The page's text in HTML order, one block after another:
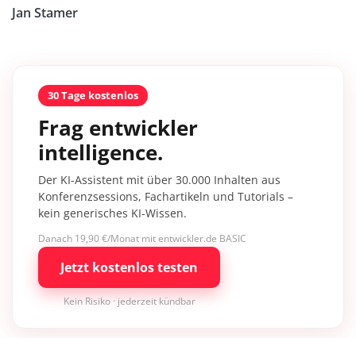
Jan Stamer
30 Tage kostenlos
Frag entwickler
intelligence.
Der KI-Assistent mit über 30.000 Inhalten aus
Konferenzsessions, Fachartikeln und Tutorials –
kein generisches KI-Wissen.
Danach 19,90 €/Monat mit entwickler.de BASIC
Jetzt kostenlos testen
Kein Risiko · jederzeit kündbar